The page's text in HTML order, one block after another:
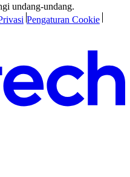
undang-undang.
Pengaturan Cookie